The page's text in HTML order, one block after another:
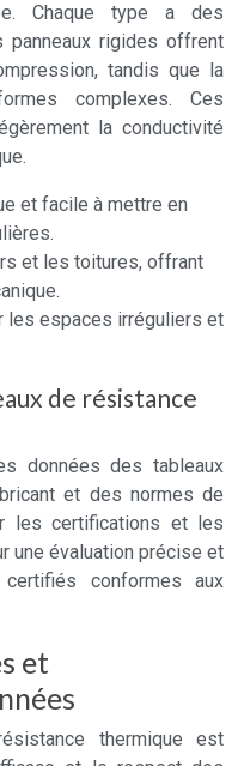
Chaque type a des
panneaux rigides offrent
tandis que la
complexes. Ces
la conductivité
et facile à mettre en
et les toitures, offrant
les espaces irréguliers et
de résistance
données des tableaux
et des normes de
les certifications et les
une évaluation précise et
conformes aux
et
thermique est